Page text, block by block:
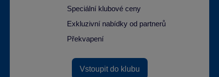
Speciální klubové ceny
Exkluzivní nabídky od partnerů
Překvapení
Vstoupit do klubu